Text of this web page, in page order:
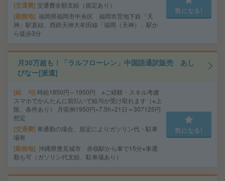
交通費 交通費全額支給（規定あり）
勤務地 福岡県福岡市中央区 福岡市営地下鉄「天
神」駅直結、西鉄天神大牟田線「福岡（天神）」駅か
ら徒歩3分
気になる!
月30万超も！「ラルフローレン」中国語通訳販売 あし
びなー[派遣]
給 与 時給1850円～1950円 ※ご経験・スキル考慮
スマホでかんたんに前払いで給与が受け取れます（※上
限、条件あり） 月収例1950円×7.5h×21日＝307125円
想定
交通費 車通勤の場合、規定によりガソリン代・駐車
場有
勤務地 沖縄県豊見城市 赤嶺駅から車で15分※車通
勤も可（ガソリン代支給、駐車場あり）
気になる!